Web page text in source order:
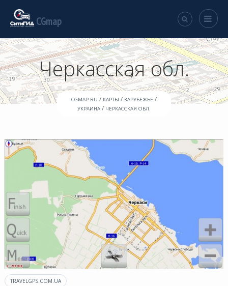
CGmap
Черкасская обл.
CGMAP.RU / КАРТЫ / ЗАРУБЕЖЬЕ /
УКРАИНА / ЧЕРКАССКАЯ ОБЛ.
TRAVELGPS.COM.UA